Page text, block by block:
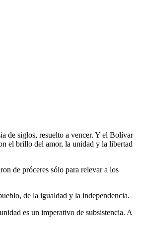
de siglos, resuelto a vencer. Y el Bolívar
el brillo del amor, la unidad y la libertad
de próceres sólo para relevar a los
de la igualdad y la independencia.
es un imperativo de subsistencia. A